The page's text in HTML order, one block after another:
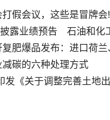
假会议，这些是冒牌会!
碳的六种处理方式